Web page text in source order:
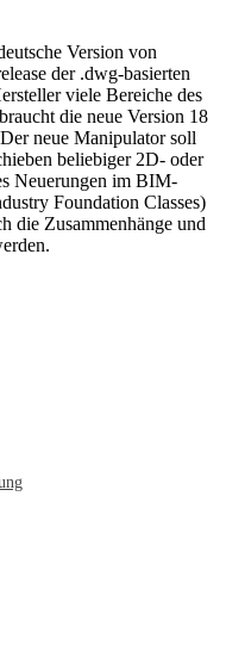
Version von
der .dwg-basierten
viele Bereiche des
die neue Version 18
neue Manipulator soll
beliebiger 2D- oder
Neuerungen im BIM-
Foundation Classes)
die Zusammenhänge und